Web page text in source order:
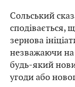
Сольський
сподівається,
зернова
незважаючи на
будь-який
угоди або